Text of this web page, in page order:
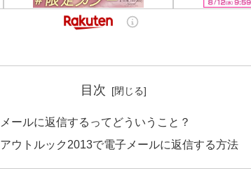
目次
メールに返信するってどういうこと？
アウトルック2013で電子メールに返信する方法